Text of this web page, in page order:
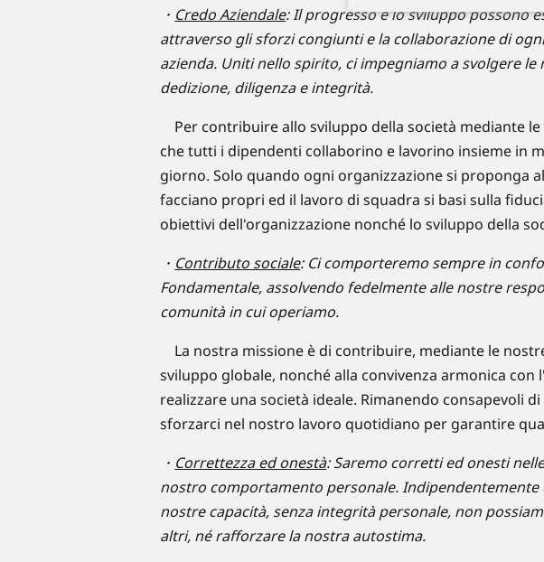
・ Credo Aziendale: Il progresso e lo sviluppo possono
attraverso gli sforzi congiunti e la collaborazione di
azienda. Uniti nello spirito, ci impegniamo a svolgere
dedizione, diligenza e integrità.
Per contribuire allo sviluppo della società mediante
che tutti i dipendenti collaborino e lavorino insieme in
giorno. Solo quando ogni organizzazione si proponga
facciano propri ed il lavoro di squadra si basi sulla
obiettivi dell'organizzazione nonché lo sviluppo della
・ Contributo sociale: Ci comporteremo sempre in
Fondamentale, assolvendo fedelmente alle nostre
comunità in cui operiamo.
La nostra missione è di contribuire, mediante le
sviluppo globale, nonché alla convivenza armonica con
realizzare una società ideale. Rimanendo consapevoli
sforzarci nel nostro lavoro quotidiano per garantire
・ Correttezza ed onestà: Saremo corretti ed onesti
nostro comportamento personale. Indipendentemente
nostre capacità, senza integrità personale, non
altri, né rafforzare la nostra autostima.